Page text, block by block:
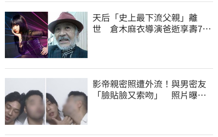
天后「史上最下流父親」離
世 倉木麻衣導演爸逝享壽76
影帝親密照遭外流！與男密友
「臉貼臉又索吻」 照片曝光